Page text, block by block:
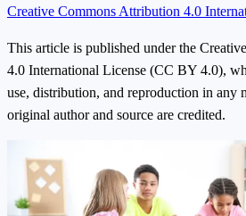
Creative Commons Attribution 4.0
This article is published under the
4.0 International License (CC BY 4.0),
use, distribution, and reproduction in any
original author and source are credited.